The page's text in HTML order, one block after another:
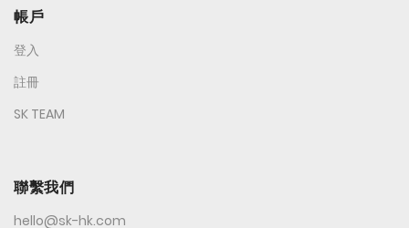
帳戶
登入
註冊
SK TEAM
聯繫我們
hello@sk-hk.com